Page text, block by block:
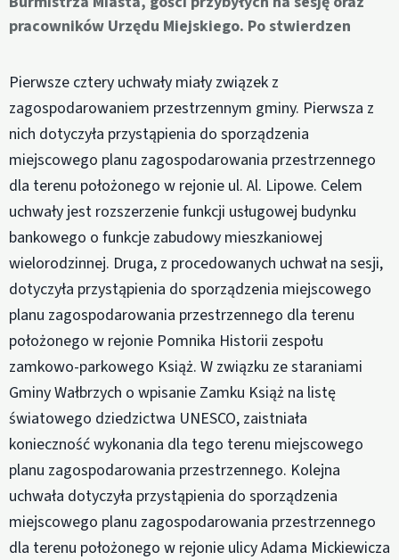
pracowników Urzędu Miejskiego. Po stwierdzen
Pierwsze cztery uchwały miały związek z
zagospodarowaniem przestrzennym gminy. Pierwsza z
nich dotyczyła przystąpienia do sporządzenia
miejscowego planu zagospodarowania przestrzennego
dla terenu położonego w rejonie ul. Al. Lipowe. Celem
uchwały jest rozszerzenie funkcji usługowej budynku
bankowego o funkcje zabudowy mieszkaniowej
wielorodzinnej. Druga, z procedowanych uchwał na sesji,
dotyczyła przystąpienia do sporządzenia miejscowego
planu zagospodarowania przestrzennego dla terenu
położonego w rejonie Pomnika Historii zespołu
zamkowo-parkowego Książ. W związku ze staraniami
Gminy Wałbrzych o wpisanie Zamku Książ na listę
światowego dziedzictwa UNESCO, zaistniała
konieczność wykonania dla tego terenu miejscowego
planu zagospodarowania przestrzennego. Kolejna
uchwała dotyczyła przystąpienia do sporządzenia
miejscowego planu zagospodarowania przestrzennego
dla terenu położonego w rejonie ulicy Adama Mickiewicza